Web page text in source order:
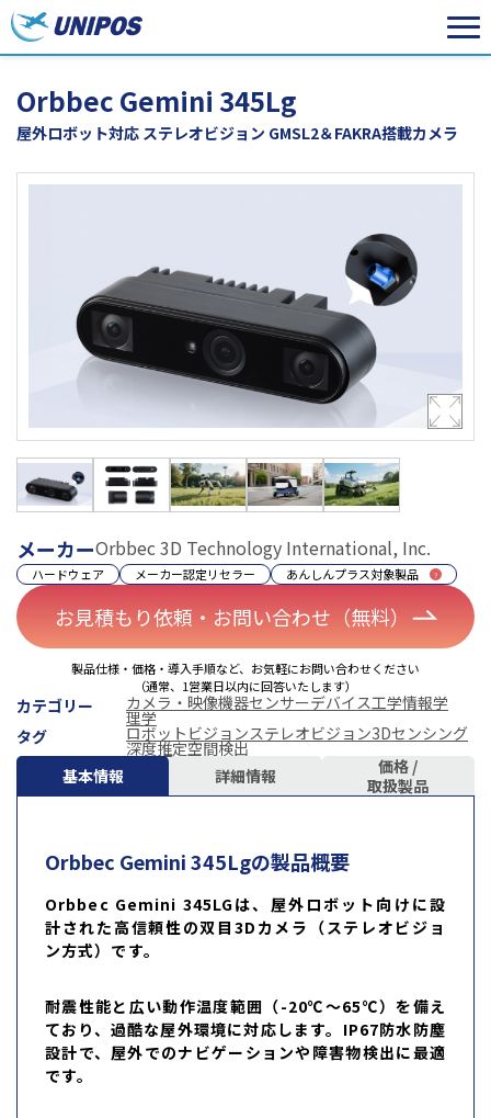
Orbbec Gemini 345Lg
屋外ロボット対応 ステレオビジョン GMSL2＆FAKRA搭載カメラ
メーカーOrbbec 3D Technology International, Inc.
ハードウェア メーカー認定リセラー あんしんプラス対象製品
お見積もり依頼・お問い合わせ（無料）
製品仕様・価格・導入手順など、お気軽にお問い合わせください
（通常、1営業日以内に回答いたします）
カテゴリー カメラ・映像機器センサーデバイス工学情報学
理学
タグ
ロボットビジョンステレオビジョン3Dセンシング
深度推定空間検出
基本情報
詳細情報
価格 /
取扱製品
Orbbec Gemini 345Lgの製品概要
Orbbec Gemini 345LGは、屋外ロボット向けに設
計された高信頼性の双目3Dカメラ（ステレオビジョ
ン方式）です。
耐震性能と広い動作温度範囲（-20℃～65℃）を備え
ており、過酷な屋外環境に対応します。IP67防水防塵
設計で、屋外でのナビゲーションや障害物検出に最適
です。